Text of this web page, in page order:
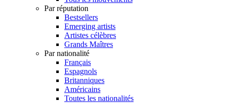
Par réputation
Bestsellers
Emerging artists
Artistes célèbres
Grands Maîtres
Par nationalité
Français
Espagnols
Britanniques
Américains
Toutes les nationalités